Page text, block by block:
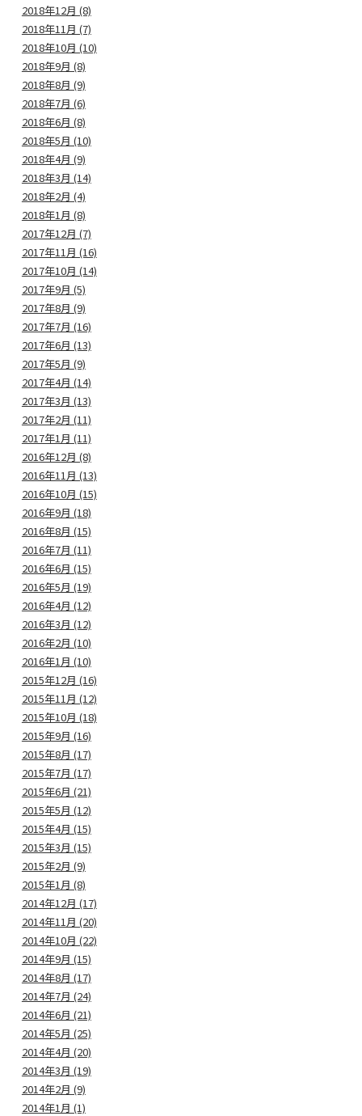
2018年12月 (8)
2018年11月 (7)
2018年10月 (10)
2018年9月 (8)
2018年8月 (9)
2018年7月 (6)
2018年6月 (8)
2018年5月 (10)
2018年4月 (9)
2018年3月 (14)
2018年2月 (4)
2018年1月 (8)
2017年12月 (7)
2017年11月 (16)
2017年10月 (14)
2017年9月 (5)
2017年8月 (9)
2017年7月 (16)
2017年6月 (13)
2017年5月 (9)
2017年4月 (14)
2017年3月 (13)
2017年2月 (11)
2017年1月 (11)
2016年12月 (8)
2016年11月 (13)
2016年10月 (15)
2016年9月 (18)
2016年8月 (15)
2016年7月 (11)
2016年6月 (15)
2016年5月 (19)
2016年4月 (12)
2016年3月 (12)
2016年2月 (10)
2016年1月 (10)
2015年12月 (16)
2015年11月 (12)
2015年10月 (18)
2015年9月 (16)
2015年8月 (17)
2015年7月 (17)
2015年6月 (21)
2015年5月 (12)
2015年4月 (15)
2015年3月 (15)
2015年2月 (9)
2015年1月 (8)
2014年12月 (17)
2014年11月 (20)
2014年10月 (22)
2014年9月 (15)
2014年8月 (17)
2014年7月 (24)
2014年6月 (21)
2014年5月 (25)
2014年4月 (20)
2014年3月 (19)
2014年2月 (9)
2014年1月 (1)